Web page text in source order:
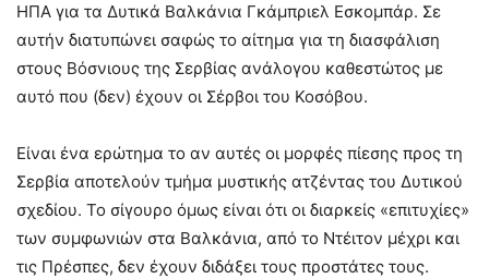
ΗΠΑ για τα Δυτικά Βαλκάνια Γκάμπριελ Εσκομπάρ. Σε
αυτήν διατυπώνει σαφώς το αίτημα για τη διασφάλιση
στους Βόσνιους της Σερβίας ανάλογου καθεστώτος με
αυτό που (δεν) έχουν οι Σέρβοι του Κοσόβου.
Είναι ένα ερώτημα το αν αυτές οι μορφές πίεσης προς τη
Σερβία αποτελούν τμήμα μυστικής ατζέντας του Δυτικού
σχεδίου. Το σίγουρο όμως είναι ότι οι διαρκείς «επιτυχίες»
των συμφωνιών στα Βαλκάνια, από το Ντέιτον μέχρι και
τις Πρέσπες, δεν έχουν διδάξει τους προστάτες τους.